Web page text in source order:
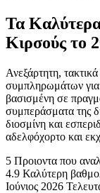
Τα
Κιρσούς το
Ανεξάρτητη,
συμπληρωμάτων για
βασισμένη σε
συμπεράσματα της
διοσμίνη και
αδελφόχορτο και
5 Προιοντα που
4.9 Καλύτερη
Ιούνιος 2026